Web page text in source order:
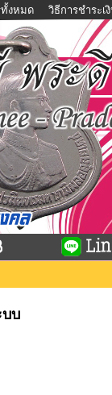
ทั้งหมด วิธีการชำระเ
บบ